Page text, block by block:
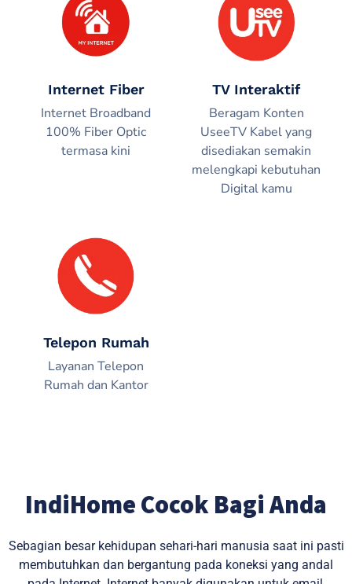
Internet Fiber
Internet Broadband
100% Fiber Optic
termasa kini
TV Interaktif
Beragam Konten
UseeTV Kabel yang
disediakan semakin
melengkapi kebutuhan
Digital kamu
Telepon Rumah
Layanan Telepon
Rumah dan Kantor
IndiHome Cocok Bagi Anda
Sebagian besar kehidupan sehari-hari manusia saat ini pasti
membutuhkan dan bergantung pada koneksi yang andal